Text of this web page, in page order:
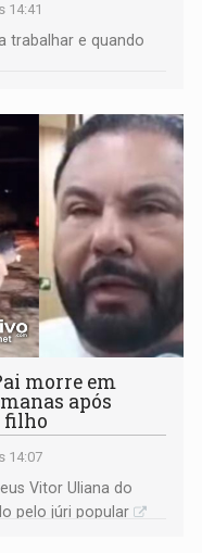
14:41
trabalhar e quando
morre em
após
filho
14:07
Vitor Uliana do
pelo júri popular